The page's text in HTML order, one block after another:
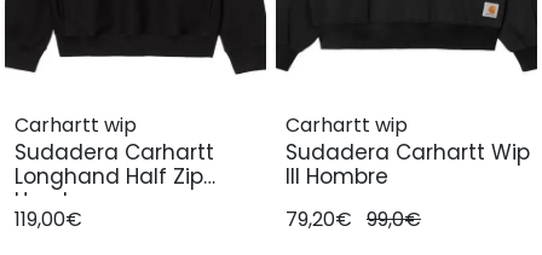
Carhartt wip
Sudadera Carhartt
Longhand Half Zip
Hombre
119,00€
Carhartt wip
Sudadera Carhartt Wip
III Hombre
79,20€ 99,0€